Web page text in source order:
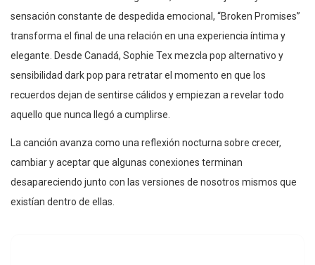
sensación constante de despedida emocional, “Broken Promises”
transforma el final de una relación en una experiencia íntima y
elegante. Desde Canadá, Sophie Tex mezcla pop alternativo y
sensibilidad dark pop para retratar el momento en que los
recuerdos dejan de sentirse cálidos y empiezan a revelar todo
aquello que nunca llegó a cumplirse.
La canción avanza como una reflexión nocturna sobre crecer,
cambiar y aceptar que algunas conexiones terminan
desapareciendo junto con las versiones de nosotros mismos que
existían dentro de ellas.